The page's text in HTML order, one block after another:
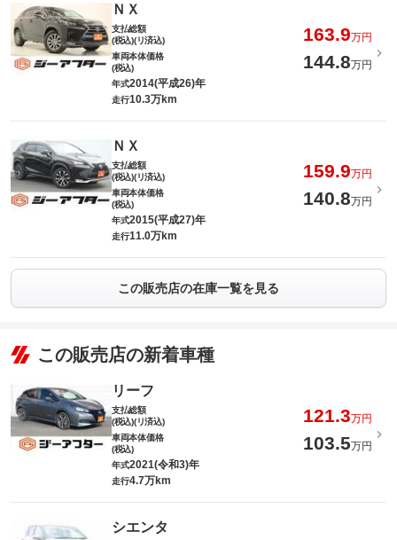
ＮＸ
支払総額
(税込)(リ済込)
163.9万円
車両本体価格
(税込)
144.8万円
年式2014(平成26)年
走行10.3万km
ＮＸ
支払総額
(税込)(リ済込)
159.9万円
車両本体価格
(税込)
140.8万円
年式2015(平成27)年
走行11.0万km
この販売店の在庫一覧を見る
この販売店の新着車種
リーフ
支払総額
(税込)(リ済込)
121.3万円
車両本体価格
(税込)
103.5万円
年式2021(令和3)年
走行4.7万km
シエンタ